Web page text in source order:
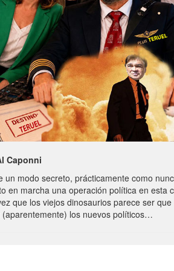
Caponni
modo secreto, prácticamente como
en marcha una operación política en esta
que los viejos dinosaurios parece ser
(aparentemente) los nuevos políticos…